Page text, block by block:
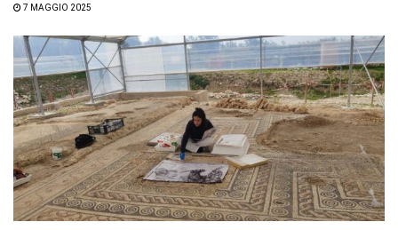
7 MAGGIO 2025